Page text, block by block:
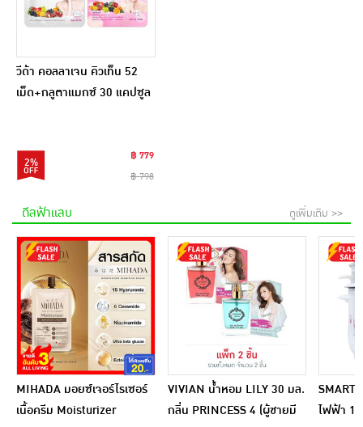
วีด้า คอลลาเจน คิวเท็น 52
เม็ด+กลูตาแมกซ์ 30 แคปซูล
2%
฿ 779
฿ 798
ดีลฟ้าแลบ ดูเพิ่มเติม >>
MIHADA มอยซ์เจอร์ไรเซอร์
เนื้อครีม Moisturizer
VIVIAN น้ำหอม LILY 30 มล.
กลิ่น PRINCESS 4 (ผู้ชายมี
ไฟฟ้า 1